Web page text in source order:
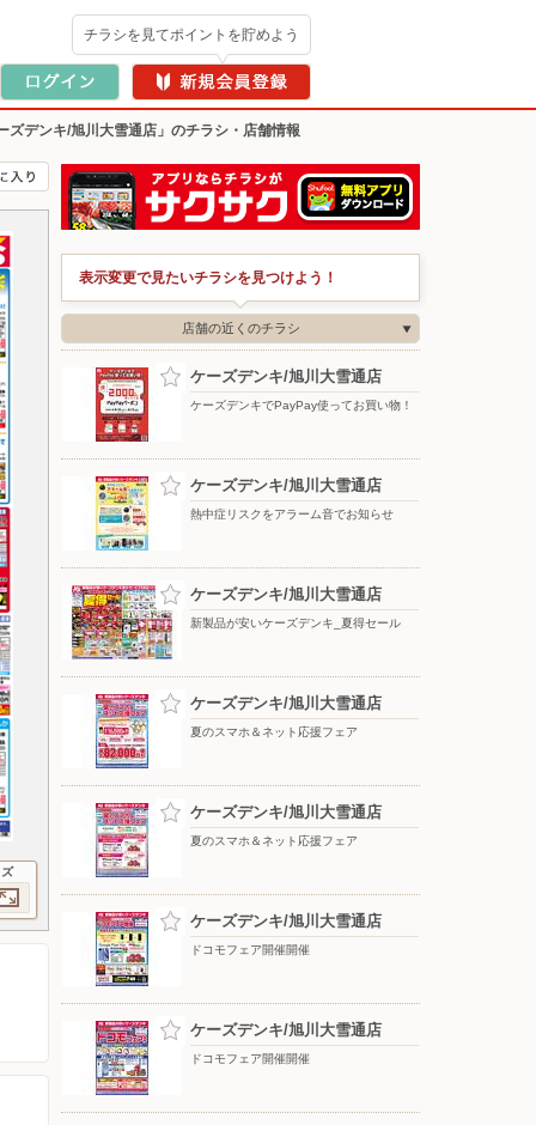
チラシを見てポイントを貯めよう
ズデンキ/旭川大雪通店」のチラシ・店舗情報
表示変更で見たいチラシを見つけよう！
店舗の近くのチラシ
ケーズデンキ/旭川大雪通店
ケーズデンキでPayPay使ってお買い物！
ケーズデンキ/旭川大雪通店
熱中症リスクをアラーム音でお知らせ
ケーズデンキ/旭川大雪通店
新製品が安いケーズデンキ_夏得セール
ケーズデンキ/旭川大雪通店
夏のスマホ＆ネット応援フェア
ケーズデンキ/旭川大雪通店
夏のスマホ＆ネット応援フェア
ケーズデンキ/旭川大雪通店
ドコモフェア開催開催
ケーズデンキ/旭川大雪通店
ドコモフェア開催開催